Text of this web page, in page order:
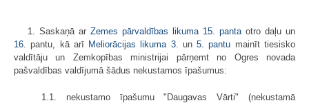
1. Saskaņā ar Zemes pārvaldības likuma 15. panta otro daļu un
16.
pantu, kā arī Meliorācijas likuma 3. un5. pantu mainīt tiesisko
valdītāju un Zemkopības ministrijai pārņemt no Ogres novada
pašvaldības valdījumā šādus nekustamos īpašumus:
1.1. nekustamo īpašumu "Daugavas Vārti" (nekustamā